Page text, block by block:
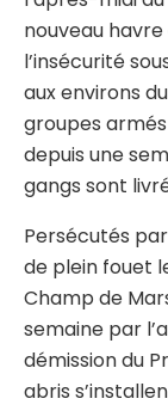
nouveau
l’insécurité
aux environs
groupes
depuis une
gangs sont
Persécutés
de plein fouet
Champ de
semaine par
démission du
abris